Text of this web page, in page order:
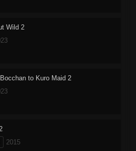
Wild 2
to Kuro Maid 2
2015